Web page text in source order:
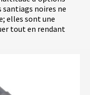
noires ne
elles sont une
tout en rendant